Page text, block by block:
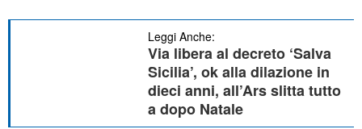
Leggi Anche:
Via libera al decreto ‘Salva
Sicilia’, ok alla dilazione in
dieci anni, all’Ars slitta tutto
a dopo Natale